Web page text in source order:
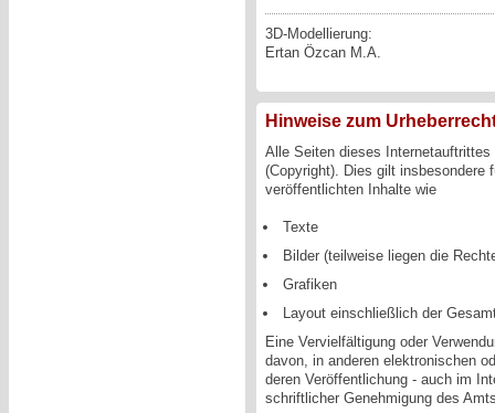
3D-Modellierung:
Ertan Özcan M.A.
Hinweise zum
Alle Seiten dieses Internetauftrittes
(Copyright). Dies gilt insbesondere
veröffentlichten Inhalte wie
Texte
Bilder (teilweise liegen die
Grafiken
Layout einschließlich der
Eine Vervielfältigung oder
davon, in anderen elektronischen
deren Veröffentlichung - auch im
schriftlicher Genehmigung des